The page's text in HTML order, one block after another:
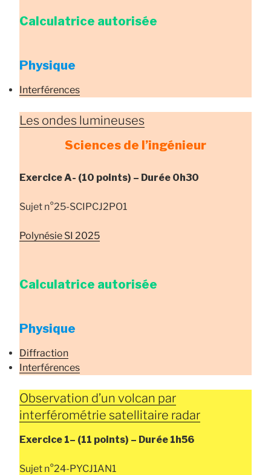
Calculatrice autorisée
Physique
Interférences
Les ondes lumineuses
Sciences de l’ingénieur
Exercice A- (10 points) – Durée 0h30
Sujet n°25-SCIPCJ2PO1
Polynésie SI 2025
Calculatrice autorisée
Physique
Diffraction
Interférences
Observation d’un volcan par
interférométrie satellitaire radar
Exercice 1– (11 points) – Durée 1h56
Sujet n°24-PYCJ1AN1